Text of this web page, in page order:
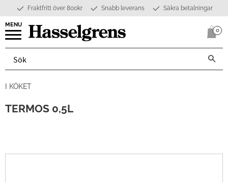
Meny
Fraktfritt över 800kr Snabb leverans Säkra betalningar
0
I KÖKET
TERMOS 0,5L